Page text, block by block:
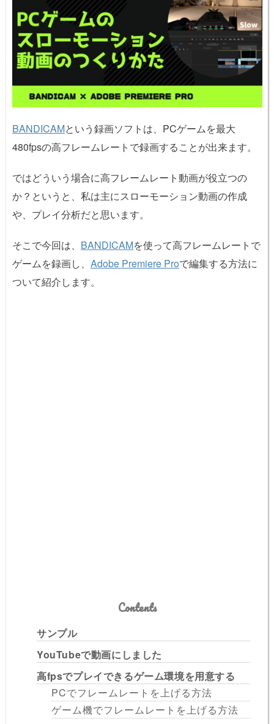
BANDICAMという録画ソフトは、PCゲームを最大
480fpsの高フレームレートで録画することが出来ます。
ではどういう場合に高フレームレート動画が役立つの
か？というと、私は主にスローモーション動画の作成
や、プレイ分析だと思います。
そこで今回は、 BANDICAMを使って高フレームレートで
ゲームを録画し、 Adobe Premiere Proで編集する方法に
ついて紹介します。
Contents
サンプル
YouTubeで動画にしました
高fpsでプレイできるゲーム環境を用意する
PCでフレームレートを上げる方法
ゲーム機でフレームレートを上げる方法